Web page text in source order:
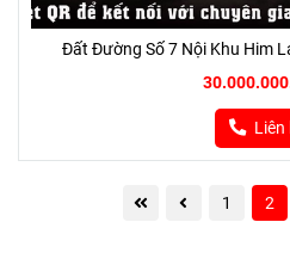
Đất Đường Số 7 Nội Khu Him
Liên
1 2